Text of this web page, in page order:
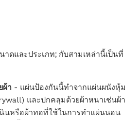
าดและประเภท; กับสามเหล่านี้เป็นที่
ผ้า - แผ่นป้องกันนี้ทำจากแผ่นผนังหุ้ม
และปกคลุมด้วยผ้าหนาเช่นผ้า
นหรือผ้าทอที่ใช้ในการทำแผ่นนอน